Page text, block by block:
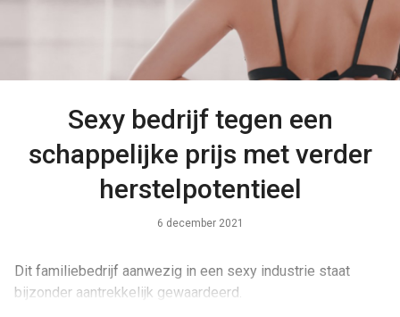
Sexy bedrijf tegen een
schappelijke prijs met verder
herstelpotentieel
6 december 2021
Dit familiebedrijf aanwezig in een sexy industrie staat
bijzonder aantrekkelijk gewaardeerd.